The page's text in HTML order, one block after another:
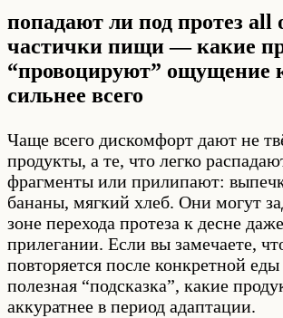
попадают ли под протез all
частички пищи — какие
“провоцируют” ощущение
сильнее всего
Чаще всего дискомфорт дают не
продукты, а те, что легко
фрагменты или прилипают:
бананы, мягкий хлеб. Они могут
зоне перехода протеза к десне
прилегании. Если вы замечаете,
повторяется после конкретной
полезная “подсказка”, какие
аккуратнее в период адаптации.